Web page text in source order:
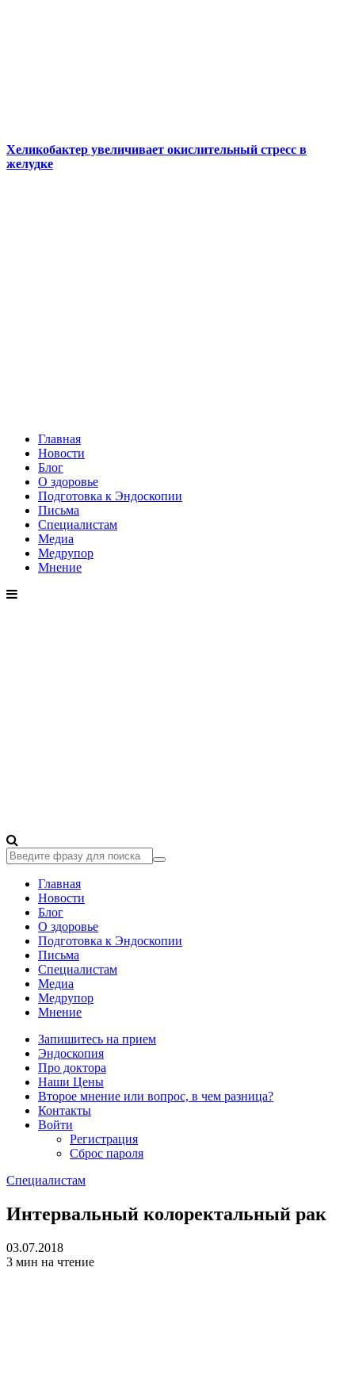
Хеликобактер увеличивает окислительный стресс в
желудке
Главная
Новости
Блог
О здоровье
Подготовка к Эндоскопии
Письма
Специалистам
Медиа
Медрупор
Мнение
Главная
Новости
Блог
О здоровье
Подготовка к Эндоскопии
Письма
Специалистам
Медиа
Медрупор
Мнение
Запишитесь на прием
Эндоскопия
Про доктора
Наши Цены
Второе мнение или вопрос, в чем разница?
Контакты
Войти
Регистрация
Сброс пароля
Специалистам
Интервальный колоректальный рак
03.07.2018
3 мин на чтение